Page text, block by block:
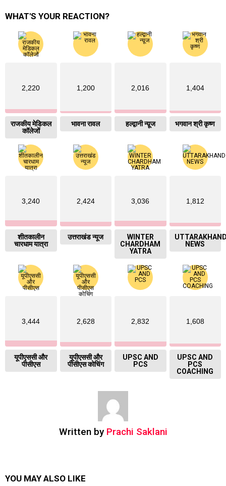
WHAT'S YOUR REACTION?
2,220
राजकीय मेडिकल
कॉलेजों
1,200
भावना रावल
2,016
हल्द्वानी न्य़ूज
1,404
भगवान श्री कृष्ण
3,240
शीतकालीन
चारधाम यात्रा
2,424
उत्तराखंड न्यूज
3,036
WINTER
CHARDHAM
YATRA
1,812
NEWS
3,444
यूपीएससी और
पीसीएस
2,628
यूपीएससी और
पीसीएस कोचिंग
2,832
UPSC AND
PCS
1,608
UPSC AND
PCS
COACHING
Written by Prachi Saklani
YOU MAY ALSO LIKE